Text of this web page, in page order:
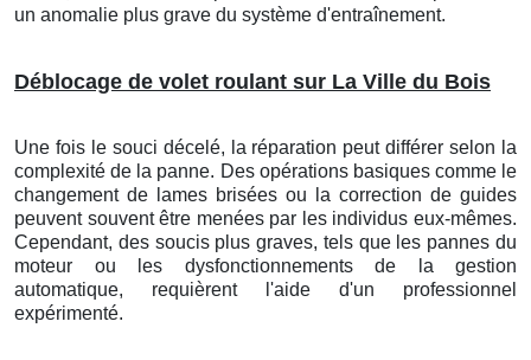
un anomalie plus grave du système d'entraînement.
Déblocage de volet roulant sur La Ville du Bois
Une fois le souci décelé, la réparation peut différer selon la
complexité de la panne. Des opérations basiques comme le
changement de lames brisées ou la correction de guides
peuvent souvent être menées par les individus eux-mêmes.
Cependant, des soucis plus graves, tels que les pannes du
moteur ou les dysfonctionnements de la gestion
automatique, requièrent l'aide d'un professionnel
expérimenté.